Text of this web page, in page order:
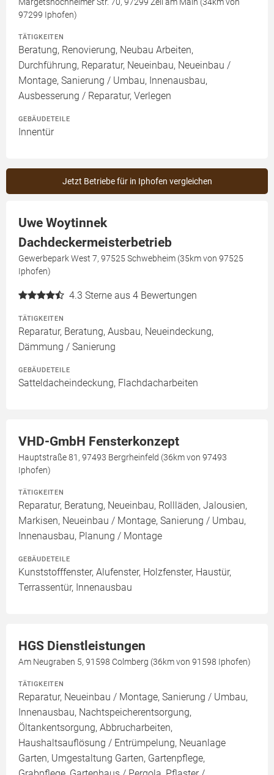
97299 Iphofen)
TÄTIGKEITEN
Beratung, Renovierung, Neubau Arbeiten,
Durchführung, Reparatur, Neueinbau, Neueinbau /
Montage, Sanierung / Umbau, Innenausbau,
Ausbesserung / Reparatur, Verlegen
GEBÄUDETEILE
Innentür
Jetzt Betriebe für in Iphofen vergleichen
Uwe Woytinnek
Dachdeckermeisterbetrieb
Gewerbepark West 7, 97525 Schwebheim (35km von 97525
Iphofen)
4.3 Sterne aus 4 Bewertungen
TÄTIGKEITEN
Reparatur, Beratung, Ausbau, Neueindeckung,
Dämmung / Sanierung
GEBÄUDETEILE
Satteldacheindeckung, Flachdacharbeiten
VHD-GmbH Fensterkonzept
Hauptstraße 81, 97493 Bergrheinfeld (36km von 97493
Iphofen)
TÄTIGKEITEN
Reparatur, Beratung, Neueinbau, Rollläden, Jalousien,
Markisen, Neueinbau / Montage, Sanierung / Umbau,
Innenausbau, Planung / Montage
GEBÄUDETEILE
Kunststofffenster, Alufenster, Holzfenster, Haustür,
Terrassentür, Innenausbau
HGS Dienstleistungen
Am Neugraben 5, 91598 Colmberg (36km von 91598 Iphofen)
TÄTIGKEITEN
Reparatur, Neueinbau / Montage, Sanierung / Umbau,
Innenausbau, Nachtspeicherentsorgung,
Öltankentsorgung, Abbrucharbeiten,
Haushaltsauflösung / Entrümpelung, Neuanlage
Garten, Umgestaltung Garten, Gartenpflege,